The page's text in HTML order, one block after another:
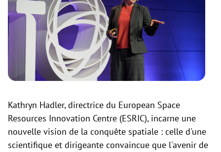
Kathryn Hadler, directrice du European Space
Resources Innovation Centre (ESRIC), incarne une
nouvelle vision de la conquête spatiale : celle d'une
scientifique et dirigeante convaincue que l'avenir de